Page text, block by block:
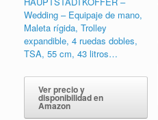
Wedding – Equipaje de mano,
Maleta rígida, Trolley
expandible, 4 ruedas dobles,
TSA, 55 cm, 43 litros…
Ver precio y
disponibilidad en
Amazon